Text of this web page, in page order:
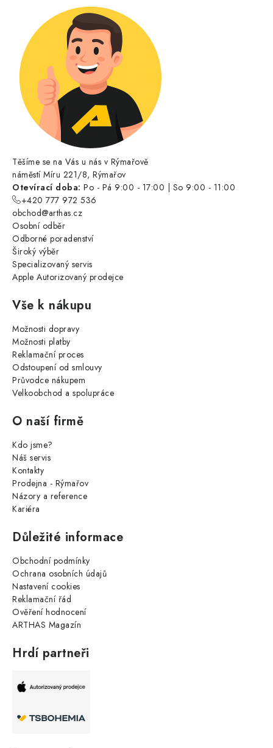
Těšíme se na Vás u nás v Rýmařově
náměstí Míru 221/8, Rýmařov
Otevírací doba: Po - Pá 9:00 - 17:00 | So 9:00 - 11:00
+420 777 972 536
obchod@arthas.cz
Osobní odběr
Odborné poradenství
Široký výběr
Specializovaný servis
Apple Autorizovaný prodejce
Vše k nákupu
Možnosti dopravy
Možnosti platby
Reklamační proces
Odstoupení od smlouvy
Průvodce nákupem
Velkoobchod a spolupráce
O naší firmě
Kdo jsme?
Náš servis
Kontakty
Prodejna - Rýmařov
Názory a reference
Kariéra
Důležité informace
Obchodní podmínky
Ochrana osobních údajů
Nastavení cookies
Reklamační řád
Ověření hodnocení
ARTHAS Magazín
Hrdí partneři